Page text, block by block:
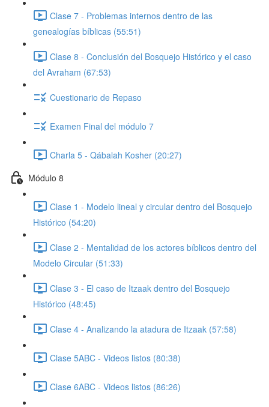
Clase 7 - Problemas internos dentro de las
genealogías bíblicas (55:51)
Clase 8 - Conclusión del Bosquejo Histórico y el caso
del Avraham (67:53)
Cuestionario de Repaso
Examen Final del módulo 7
Charla 5 - Qábalah Kosher (20:27)
Módulo 8
Clase 1 - Modelo lineal y circular dentro del Bosquejo
Histórico (54:20)
Clase 2 - Mentalidad de los actores bíblicos dentro del
Modelo Circular (51:33)
Clase 3 - El caso de Itzaak dentro del Bosquejo
Histórico (48:45)
Clase 4 - Analizando la atadura de Itzaak (57:58)
Clase 5ABC - Videos listos (80:38)
Clase 6ABC - Videos listos (86:26)